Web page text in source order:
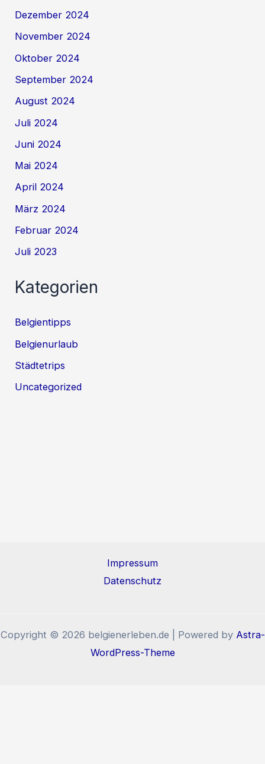
Dezember 2024
November 2024
Oktober 2024
September 2024
August 2024
Juli 2024
Juni 2024
Mai 2024
April 2024
März 2024
Februar 2024
Juli 2023
Kategorien
Belgientipps
Belgienurlaub
Städtetrips
Uncategorized
Impressum
Datenschutz
Copyright © 2026 belgienerleben.de | Powered by Astra-
WordPress-Theme